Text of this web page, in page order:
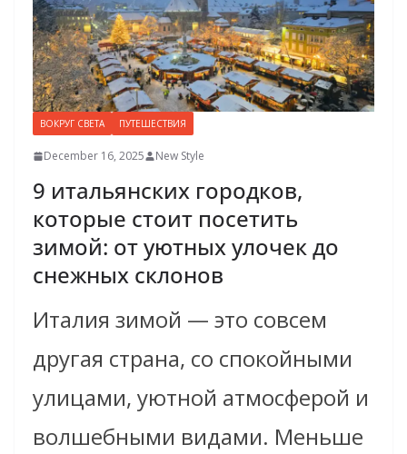
ВОКРУГ СВЕТА ПУТЕШЕСТВИЯ
December 16, 2025 New Style
9 итальянских городков,
которые стоит посетить
зимой: от уютных улочек до
снежных склонов
Италия зимой — это совсем
другая страна, со спокойными
улицами, уютной атмосферой и
волшебными видами. Меньше